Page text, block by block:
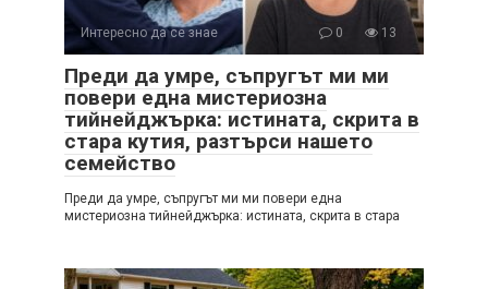
Интересно да се знае 0 13
Преди да умре, съпругът ми ми
повери една мистериозна
тийнейджърка: истината, скрита в
стара кутия, разтърси нашето
семейство
Преди да умре, съпругът ми ми повери една
мистериозна тийнейджърка: истината, скрита в стара